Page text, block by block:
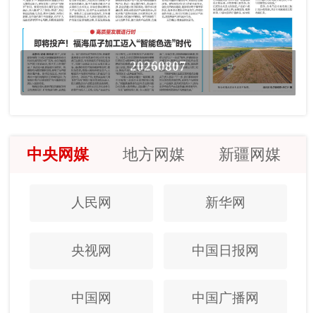
20260807
中央网媒 地方网媒 新疆网媒
人民网 新华网
央视网 中国日报网
中国网 中国广播网